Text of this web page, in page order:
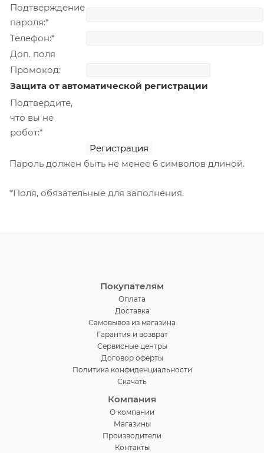
Подтверждение
пароля:*
Телефон:*
Доп. поля
Промокод:
Защита от автоматической регистрации
Подтвердите,
что вы не
робот:*
Пароль должен быть не менее 6 символов длиной.
*Поля, обязательные для заполнения.
Покупателям
Оплата
Доставка
Самовывоз из магазина
Гарантия и возврат
Сервисные центры
Договор оферты
Политика конфиденциальности
Скачать
Компания
О компании
Магазины
Производители
Контакты